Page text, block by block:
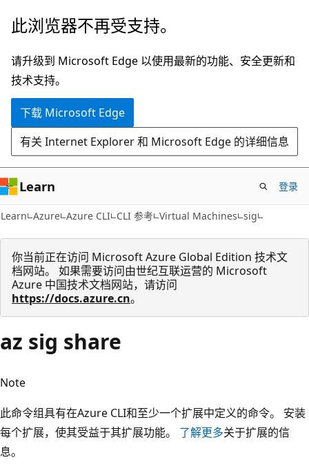
跳
主
要
内
跳
页
内
导
此浏览器不再受支持。
请升级到 Microsoft Edge 以使用最新的功能、安全更新和
技术支持。
下载 Microsoft Edge
有关 Internet Explorer 和 Microsoft Edge 的详细信息
Learn 登录
Learn Azure Azure CLI CLI 参考 Virtual Machines sig
你当前正在访问 Microsoft Azure Global Edition 技术文
档网站。 如果需要访问由世纪互联运营的 Microsoft
Azure 中国技术文档网站，请访问
https://docs.azure.cn。
az sig share
Note
此命令组具有在Azure CLI和至少一个扩展中定义的命令。 安装
每个扩展，使其受益于其扩展功能。 了解更多关于扩展的信
息。